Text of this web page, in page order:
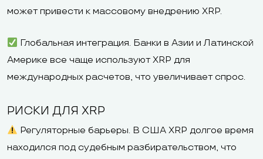
может привести к массовому внедрению XRP.
Глобальная интеграция. Банки в Азии и Латинской
Америке все чаще используют XRP для
международных расчетов, что увеличивает спрос.
РИСКИ ДЛЯ XRP
Регуляторные барьеры. В США XRP долгое время
находился под судебным разбирательством, что